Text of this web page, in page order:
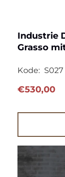
Industrie
Grasso
Kode: S027
€530,00